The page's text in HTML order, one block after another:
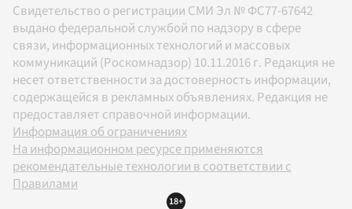
Свидетельство о регистрации СМИ Эл № ФС77-67642
выдано федеральной службой по надзору в сфере
связи, информационных технологий и массовых
коммуникаций (Роскомнадзор) 10.11.2016 г. Редакция не
несет ответственности за достоверность информации,
содержащейся в рекламных объявлениях. Редакция не
предоставляет справочной информации.
Информация об ограничениях
На информационном ресурсе применяются
рекомендательные технологии в соответствии с
Правилами
18+